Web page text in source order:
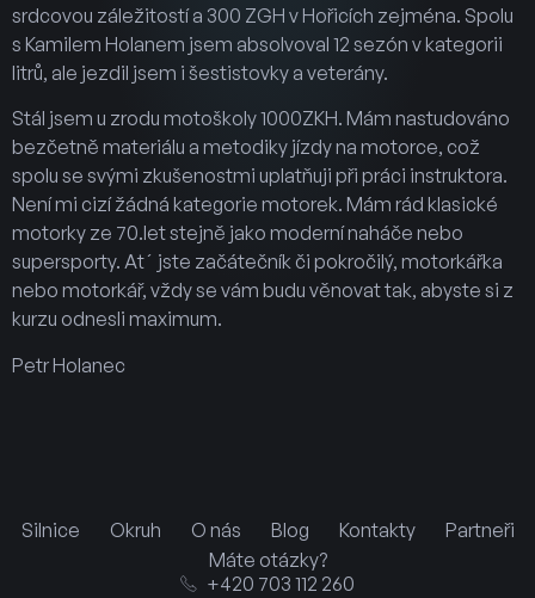
srdcovou záležitostí a 300 ZGH v Hořicích zejména. Spolu
s Kamilem Holanem jsem absolvoval 12 sezón v kategorii
litrů, ale jezdil jsem i šestistovky a veterány.
Stál jsem u zrodu motoškoly 1000ZKH. Mám nastudováno
bezčetně materiálu a metodiky jízdy na motorce, což
spolu se svými zkušenostmi uplatňuji při práci instruktora.
Není mi cizí žádná kategorie motorek. Mám rád klasické
motorky ze 70.let stejně jako moderní naháče nebo
supersporty. At´ jste začátečník či pokročilý, motorkářka
nebo motorkář, vždy se vám budu věnovat tak, abyste si z
kurzu odnesli maximum.
Petr Holanec
Silnice Okruh O nás Blog Kontakty
Partneři
Máte otázky?
+420 703 112 260